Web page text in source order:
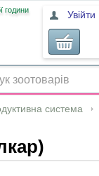
години Увійти
система